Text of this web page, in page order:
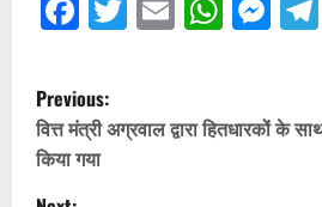
P
o
s
Previous:
वित्त मंत्री अग्रवाल द्वारा हितधारकों के
किया गया